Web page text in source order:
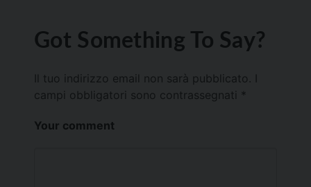
Got Something To Say?
Il tuo indirizzo email non sarà pubblicato.
campi obbligatori sono contrassegnati *
Your comment